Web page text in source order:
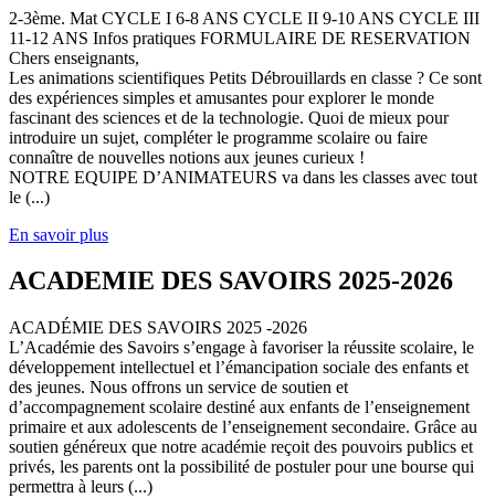
2-3ème. Mat CYCLE I 6-8 ANS CYCLE II 9-10 ANS CYCLE III
11-12 ANS Infos pratiques FORMULAIRE DE RESERVATION
Chers enseignants,
Les animations scientifiques Petits Débrouillards en classe ? Ce sont
des expériences simples et amusantes pour explorer le monde
fascinant des sciences et de la technologie. Quoi de mieux pour
introduire un sujet, compléter le programme scolaire ou faire
connaître de nouvelles notions aux jeunes curieux !
NOTRE EQUIPE D’ANIMATEURS va dans les classes avec tout
le (...)
En savoir plus
ACADEMIE DES SAVOIRS 2025-2026
ACADÉMIE DES SAVOIRS 2025 -2026
L’Académie des Savoirs s’engage à favoriser la réussite scolaire, le
développement intellectuel et l’émancipation sociale des enfants et
des jeunes. Nous offrons un service de soutien et
d’accompagnement scolaire destiné aux enfants de l’enseignement
primaire et aux adolescents de l’enseignement secondaire. Grâce au
soutien généreux que notre académie reçoit des pouvoirs publics et
privés, les parents ont la possibilité de postuler pour une bourse qui
permettra à leurs (...)